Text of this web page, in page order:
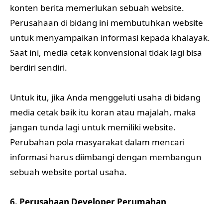
konten berita memerlukan sebuah website.
Perusahaan di bidang ini membutuhkan website
untuk menyampaikan informasi kepada khalayak.
Saat ini, media cetak konvensional tidak lagi bisa
berdiri sendiri.
Untuk itu, jika Anda menggeluti usaha di bidang
media cetak baik itu koran atau majalah, maka
jangan tunda lagi untuk memiliki website.
Perubahan pola masyarakat dalam mencari
informasi harus diimbangi dengan membangun
sebuah website portal usaha.